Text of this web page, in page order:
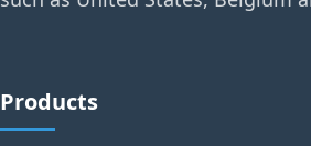
Products